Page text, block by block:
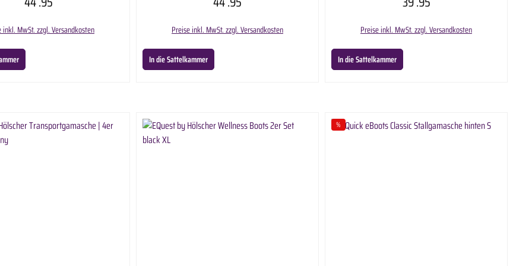
lässt die Longierunterlage zu einem echten Hingucker
inkl. MwSt. zzgl. Versandkosten
stabilen Klettverschlüsse lässt sich die Gamasche individuell ans Pferdebein
Preise inkl. MwSt. zzgl. Versandkosten
In die Sattelkammer
des Pferdes ohne Scheuer oder Druckstellen zu hinterlassen.
Preise inkl. MwSt. zzgl. Versandkosten
In die Sattelkammer
Rabatt
%